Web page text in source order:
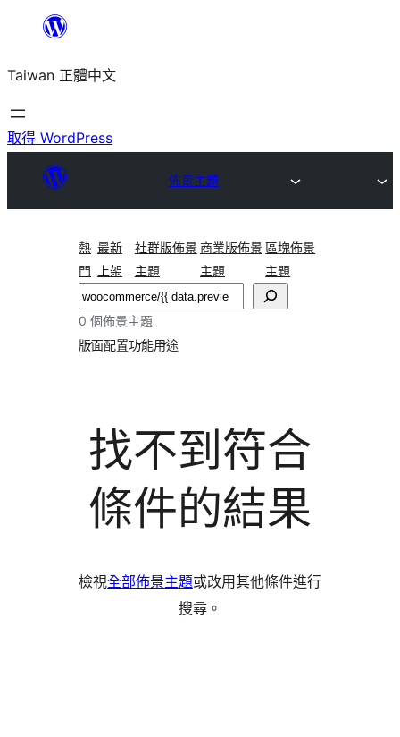
主
要
內
Taiwan 正體中文
取得 WordPress
佈景主題
熱
門
最新
上架
社群版佈景
主題
商業版佈景
主題
區塊佈景
主題
搜
尋
0 個佈景主題
版面配置功能用途
找不到符合
條件的結果
檢視全部佈景主題或改用其他條件進行
搜尋。